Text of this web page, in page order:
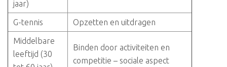
jaar)
G-tennis Opzetten en uitdragen
Middelbare
leeftijd (30
Binden door activiteiten en
competitie – sociale aspect